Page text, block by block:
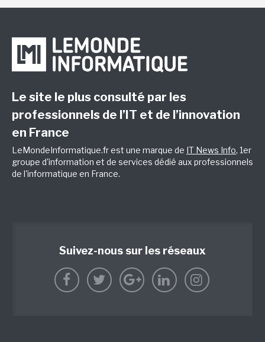
Le site le plus consulté par les
professionnels de l’IT et de l’innovation
en France
LeMondeInformatique.fr est une marque de IT News Info, 1er
groupe d'information et de services dédié aux professionnels
de l'informatique en France.
Suivez-nous sur les réseaux